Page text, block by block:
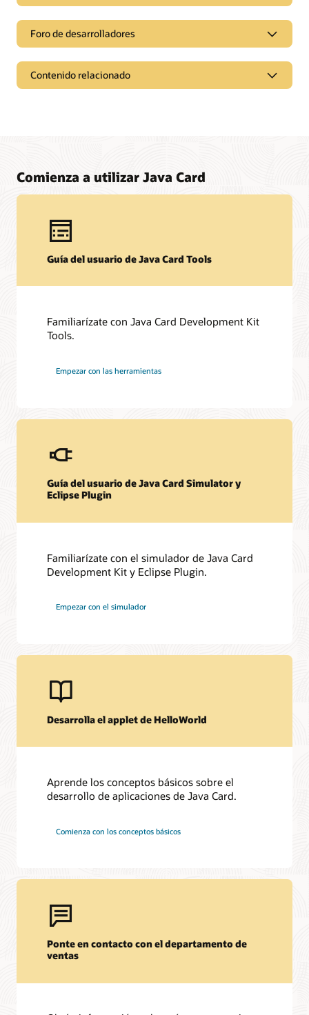
Recursos técnicos
Hoja de datos (PDF)
Foro de desarrolladores
Foro de desarrolladores
Preguntas frecuentes sobre la tecnología Java Card
Contenido relacionado
Contenido relacionado
Blog de tecnología Java Card
Comienza a utilizar Java Card
Guía del usuario de Java Card Tools
Familiarízate con Java Card Development Kit
Tools.
Empezar con las herramientas
Guía del usuario de Java Card Simulator y
Eclipse Plugin
Familiarízate con el simulador de Java Card
Development Kit y Eclipse Plugin.
Empezar con el simulador
Desarrolla el applet de HelloWorld
Aprende los conceptos básicos sobre el
desarrollo de aplicaciones de Java Card.
Comienza con los conceptos básicos
Ponte en contacto con el departamento de
ventas